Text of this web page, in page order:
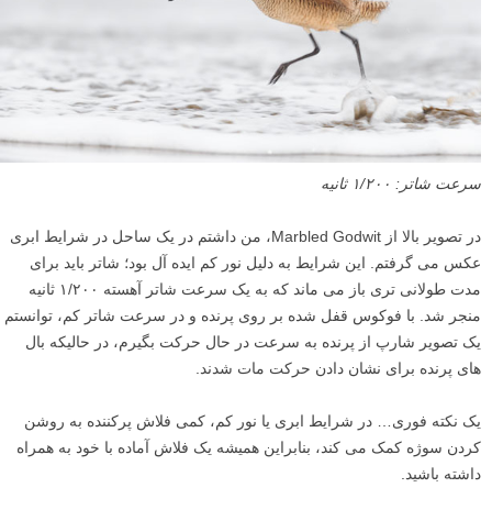
سرعت شاتر: ۱/۲۰۰ ثانیه
در تصویر بالا از Marbled Godwit، من داشتم در یک ساحل در شرایط ابری
عکس می گرفتم. این شرایط به دلیل نور کم ایده آل بود؛ شاتر باید برای
مدت طولانی تری باز می ماند که به یک سرعت شاتر آهسته ۱/۲۰۰ ثانیه
منجر شد. با فوکوس قفل شده بر روی پرنده و در سرعت شاتر کم، توانستم
یک تصویر شارپ از پرنده به سرعت در حال حرکت بگیرم، در حالیکه بال
های پرنده برای نشان دادن حرکت مات شدند.
یک نکته فوری… در شرایط ابری یا نور کم، کمی فلاش پرکننده به روشن
کردن سوژه کمک می کند، بنابراین همیشه یک فلاش آماده با خود به همراه
داشته باشید.